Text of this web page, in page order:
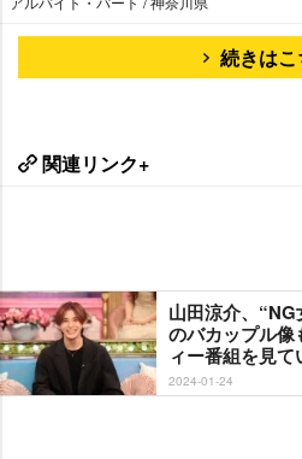
続きはこ
関連リンク+
山田涼介、
のバカップル
ィー番組を見
2024-01-24